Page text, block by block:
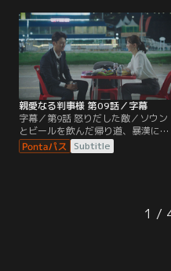
事件の裁判を担当したガンホ。被告
人のペは号泣し反省の色を示すのだ
が…。
親愛なる判事様 第09話／字幕
字幕／第9話 怒りだした敵／ソウン
とビールを飲んだ帰り道、暴漢に襲
われたガンホは、犯人が落とした凶
器を拾う。オソンの仕業だと思った
Subtitle
1